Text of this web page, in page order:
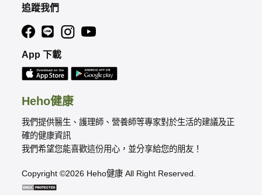
Heho健康
我們提供醫生、護理師、營養師等專家對於生活的建議及正
確的健康資訊
我們希望您能喜歡這份用心，並分享給您的朋友！
Copyright ©2026 Heho健康 All Right Reserved.
追蹤我們
App 下載